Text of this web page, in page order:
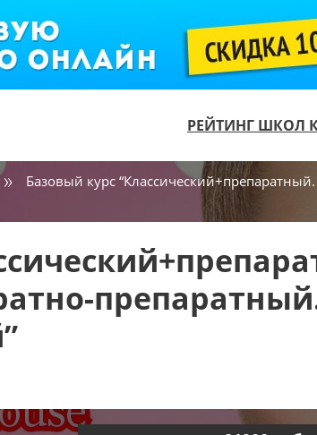
РЕЙТИНГ ШКОЛ
Базовый курс